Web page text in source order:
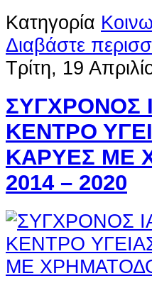
Κατηγορία
Διαβάστε
Τρίτη, 19
ΣΥΓΧΡΟΝΟΣ
ΚΕΝΤΡΟ
ΚΑΡΥΕΣ ΜΕ
2014 – 2020